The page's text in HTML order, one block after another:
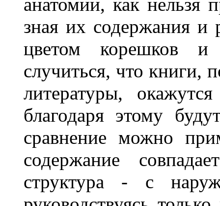
анатомии, как нельзя
зная их содержания и
цветом корешков и
случиться, что книги,
литературы,
благодаря этому
сравнение можно
содержание
структура - с